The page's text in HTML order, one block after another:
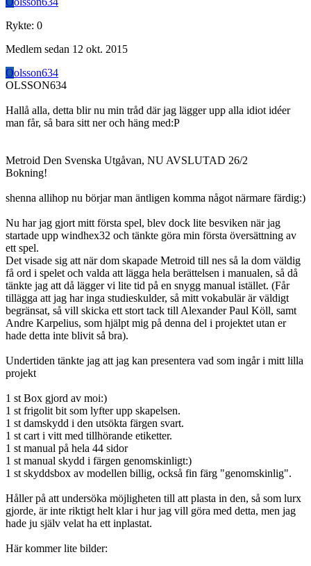
Rykte: 0
Medlem sedan 12 okt. 2015
Oolsson634
OLSSON634
Hallå alla, detta blir nu min tråd där jag lägger upp alla idiot idéer
man får, så bara sitt ner och häng med:P
Metroid Den Svenska Utgåvan, NU AVSLUTAD 26/2
Bokning!
shenna allihop nu börjar man äntligen komma något närmare färdig:)
Nu har jag gjort mitt första spel, blev dock lite besviken när jag
startade upp windhex32 och tänkte göra min första översättning av
ett spel.
Det visade sig att när dom skapade Metroid till nes så la dom väldig
få ord i spelet och valda att lägga hela berättelsen i manualen, så då
tänkte jag att då lägger vi lite tid på en snygg manual istället. (Får
tillägga att jag har inga studieskulder, så mitt vokabulär är väldigt
begränsat, så vill skicka ett stort tack till Alexander Paul Köll, samt
Andre Karpelius, som hjälpt mig på denna del i projektet utan er
hade detta inte blivit så bra).
Undertiden tänkte jag att jag kan presentera vad som ingår i mitt lilla
projekt
1 st Box gjord av moi:)
1 st frigolit bit som lyfter upp skapelsen.
1 st damskydd i den utsökta färgen svart.
1 st cart i vitt med tillhörande etiketter.
1 st manual på hela 44 sidor
1 st manual skydd i färgen genomskinligt:)
1 st skyddsbox av modellen billig, också fin färg "genomskinlig".
Håller på att undersöka möjligheten till att plasta in den, så som lurx
gjorde, är inte riktigt helt klar i hur jag vill göra med detta, men jag
hade ju själv velat ha ett inplastat.
Här kommer lite bilder: